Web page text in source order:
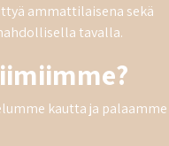
ammattilaisena sekä
tavalla.
kauttaja palaamme